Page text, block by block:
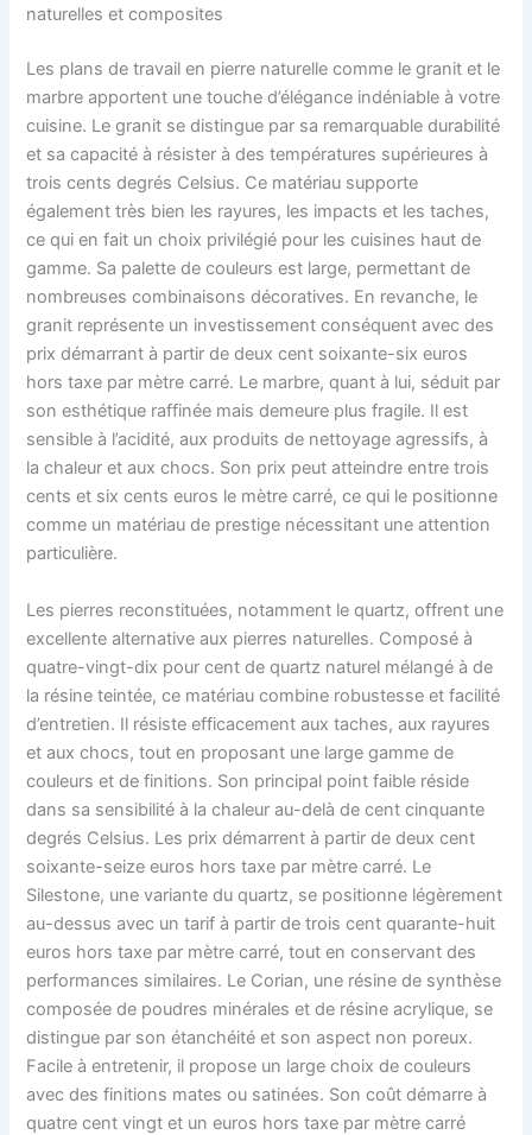
naturelles et composites
Les plans de travail en pierre naturelle comme le granit et le
marbre apportent une touche d’élégance indéniable à votre
cuisine. Le granit se distingue par sa remarquable durabilité
et sa capacité à résister à des températures supérieures à
trois cents degrés Celsius. Ce matériau supporte
également très bien les rayures, les impacts et les taches,
ce qui en fait un choix privilégié pour les cuisines haut de
gamme. Sa palette de couleurs est large, permettant de
nombreuses combinaisons décoratives. En revanche, le
granit représente un investissement conséquent avec des
prix démarrant à partir de deux cent soixante-six euros
hors taxe par mètre carré. Le marbre, quant à lui, séduit par
son esthétique raffinée mais demeure plus fragile. Il est
sensible à l’acidité, aux produits de nettoyage agressifs, à
la chaleur et aux chocs. Son prix peut atteindre entre trois
cents et six cents euros le mètre carré, ce qui le positionne
comme un matériau de prestige nécessitant une attention
particulière.
Les pierres reconstituées, notamment le quartz, offrent une
excellente alternative aux pierres naturelles. Composé à
quatre-vingt-dix pour cent de quartz naturel mélangé à de
la résine teintée, ce matériau combine robustesse et facilité
d’entretien. Il résiste efficacement aux taches, aux rayures
et aux chocs, tout en proposant une large gamme de
couleurs et de finitions. Son principal point faible réside
dans sa sensibilité à la chaleur au-delà de cent cinquante
degrés Celsius. Les prix démarrent à partir de deux cent
soixante-seize euros hors taxe par mètre carré. Le
Silestone, une variante du quartz, se positionne légèrement
au-dessus avec un tarif à partir de trois cent quarante-huit
euros hors taxe par mètre carré, tout en conservant des
performances similaires. Le Corian, une résine de synthèse
composée de poudres minérales et de résine acrylique, se
distingue par son étanchéité et son aspect non poreux.
Facile à entretenir, il propose un large choix de couleurs
avec des finitions mates ou satinées. Son coût démarre à
quatre cent vingt et un euros hors taxe par mètre carré